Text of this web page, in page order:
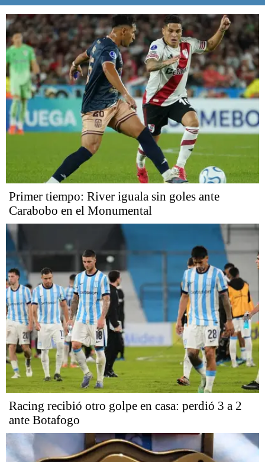
Primer tiempo: River iguala sin goles ante
Carabobo en el Monumental
Racing recibió otro golpe en casa: perdió 3 a 2
ante Botafogo